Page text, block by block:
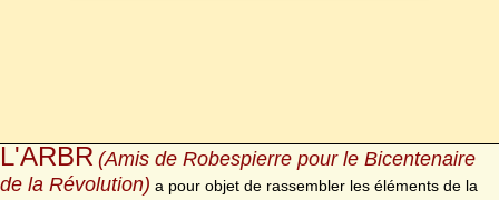
L'ARBR (Amis de Robespierre pour le Bicentenaire
de la Révolution) a pour objet de rassembler les éléments de la